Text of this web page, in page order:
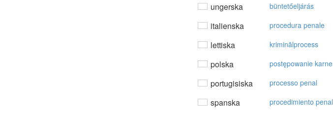
ungerska büntetőeljárás
italienska procedura penale
lettiska kriminālprocess
polska postępowanie karne
portugisiska processo penal
spanska procedimiento penal